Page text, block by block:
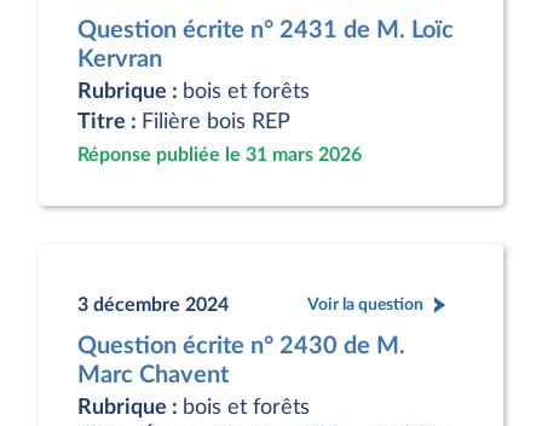
Question écrite n° 2431 de M. Loïc
Kervran
Rubrique : bois et forêts
Titre : Filière bois REP
Réponse publiée le 31 mars 2026
3 décembre 2024 Voir la question
Question écrite n° 2430 de M.
Marc Chavent
Rubrique : bois et forêts